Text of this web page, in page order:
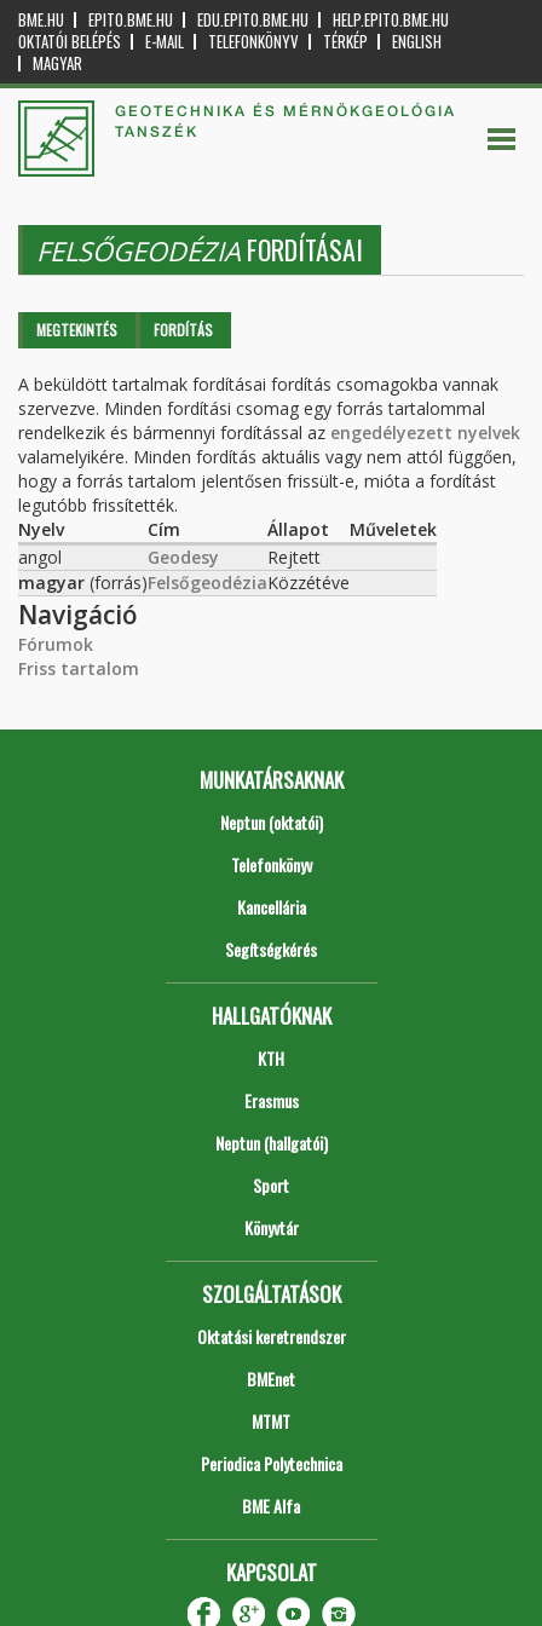
BME.HU EPITO.BME.HU EDU.EPITO.BME.HU
HELP.EPITO.BME.HU
OKTATÓI BELÉPÉS
E-MAIL TELEFONKÖNYV TÉRKÉP
ENGLISH
MAGYAR
GEOTECHNIKA ÉS MÉRNÖKGEOLÓGIA
TANSZÉK
FELSŐGEODÉZIA FORDÍTÁSAI
Elsődleges fülek
MEGTEKINTÉS FORDÍTÁS
A beküldött tartalmak fordításai fordítás csomagokba vannak
szervezve. Minden fordítási csomag egy forrás tartalommal
rendelkezik és bármennyi fordítással az engedélyezett nyelvek
valamelyikére. Minden fordítás aktuális vagy nem attól függően,
hogy a forrás tartalom jelentősen frissült-e, mióta a fordítást
legutóbb frissítették.
Nyelv
Cím Állapot
Műveletek
angol
Geodesy
Rejtett
magyar (forrás)FelsőgeodéziaKözzétéve
Navigáció
Fórumok
Friss tartalom
MUNKATÁRSAKNAK
Neptun (oktatói)
Telefonkönyv
Kancellária
Segítségkérés
HALLGATÓKNAK
KTH
Erasmus
Neptun (hallgatói)
Sport
Könyvtár
SZOLGÁLTATÁSOK
Oktatási keretrendszer
BMEnet
MTMT
Periodica Polytechnica
BME Alfa
KAPCSOLAT